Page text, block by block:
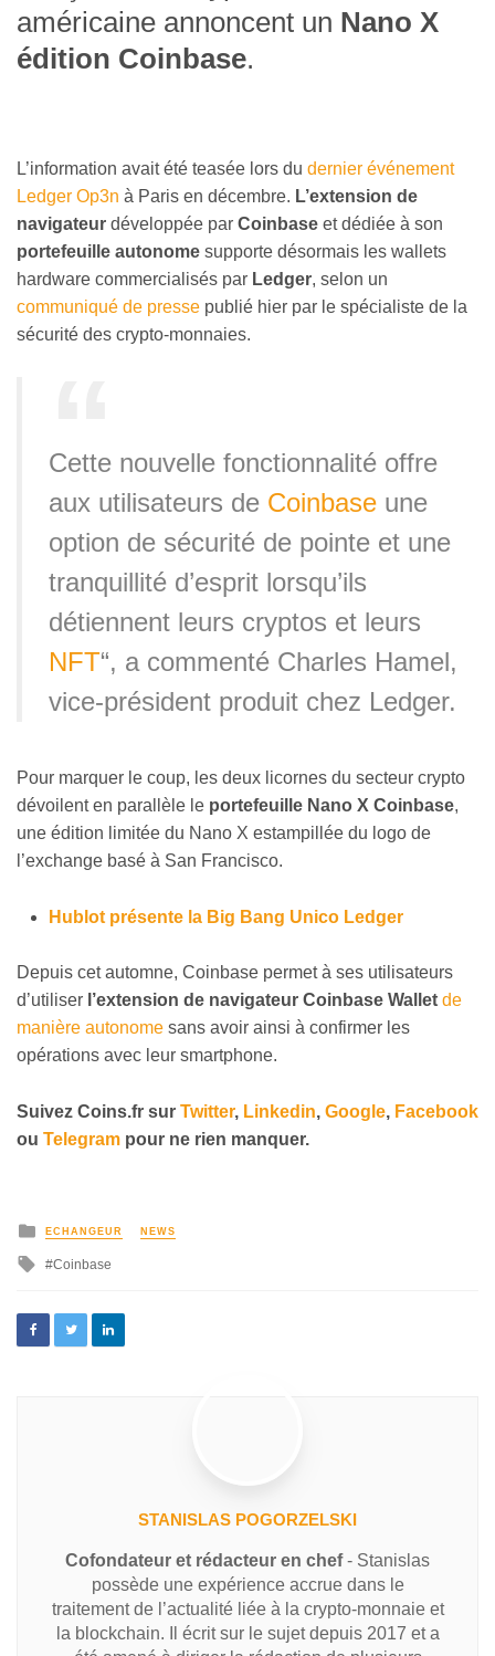
américaine annoncent un Nano X
édition Coinbase.
L’information avait été teasée lors du dernier événement
Ledger Op3n à Paris en décembre. L’extension de
navigateur développée par Coinbase et dédiée à son
portefeuille autonome supporte désormais les wallets
hardware commercialisés par Ledger, selon un
communiqué de presse publié hier par le spécialiste de la
sécurité des crypto-monnaies.
Cette nouvelle fonctionnalité offre
aux utilisateurs de Coinbase une
option de sécurité de pointe et une
tranquillité d’esprit lorsqu’ils
détiennent leurs cryptos et leurs
NFT“, a commenté Charles Hamel,
vice-président produit chez Ledger.
Pour marquer le coup, les deux licornes du secteur crypto
dévoilent en parallèle le portefeuille Nano X Coinbase,
une édition limitée du Nano X estampillée du logo de
l’exchange basé à San Francisco.
Hublot présente la Big Bang Unico Ledger
Depuis cet automne, Coinbase permet à ses utilisateurs
d’utiliser l’extension de navigateur Coinbase Wallet de
manière autonome sans avoir ainsi à confirmer les
opérations avec leur smartphone.
Suivez Coins.fr sur Twitter, Linkedin, Google, Facebook
ou Telegram pour ne rien manquer.
ECHANGEUR NEWS
Coinbase
STANISLAS POGORZELSKI
Cofondateur et rédacteur en chef- Stanislas
possède une expérience accrue dans le
traitement de l’actualité liée à la crypto-monnaie et
la blockchain. Il écrit sur le sujet depuis 2017 et a